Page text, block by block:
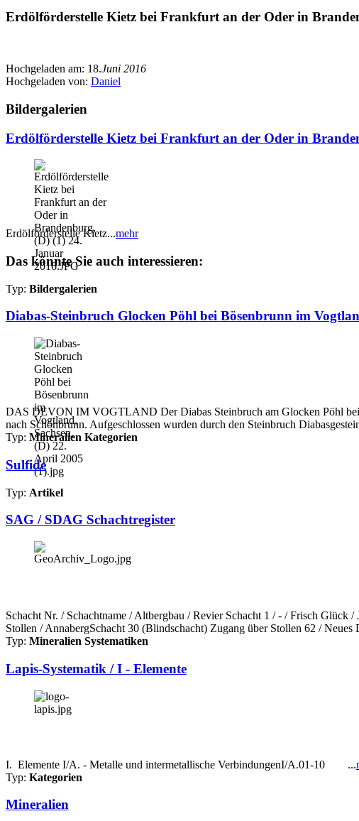
Erdölförderstelle Kietz bei Frankfurt an der Oder in
Hochgeladen am: 18.Juni 2016
Hochgeladen von: Daniel
Bildergalerien
Erdölförderstelle Kietz bei Frankfurt an der Oder in
Erdölförderstelle Kietz...mehr
Das könnte Sie auch interessieren:
Typ: Bildergalerien
Diabas-Steinbruch Glocken Pöhl bei Bösenbrunn im
DAS DEVON IM VOGTLAND Der Diabas Steinbruch am Glocken Pöhl bei
nach Schönbrunn. Aufgeschlossen wurden durch den Steinbruch
Typ: Mineralien Kategorien
Sulfide
Typ: Artikel
SAG / SDAG Schachtregister
Schacht Nr. / Schachtname / Altbergbau / Revier Schacht 1 / - / Frisch Glück /
Stollen / AnnabergSchacht 30 (Blindschacht) Zugang über Stollen 62 / Neues
Typ: Mineralien Systematiken
Lapis-Systematik / I - Elemente
I. Elemente I/A. - Metalle und intermetallische VerbindungenI/A.01-10 ...
Typ: Kategorien
Mineralien